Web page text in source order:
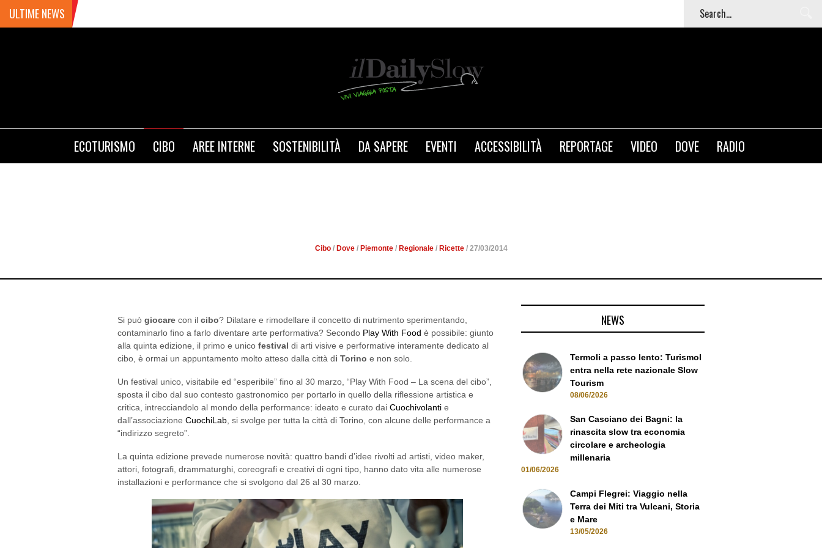
ULTIME NEWS
ECOTURISMO CIBO AREE INTERNE SOSTENIBILITÀ DA SAPERE EVENTI ACCESSIBILITÀ REPORTAGE VIDEO DOVE RADIO
Cibo/ Dove/ Piemonte/ Regionale/ Ricette/ 27/03/2014
Si può giocare con il cibo? Dilatare e rimodellare il concetto di nutrimento sperimentando,
contaminarlo fino a farlo diventare arte performativa? Secondo Play With Food è possibile: giunto
alla quinta edizione, il primo e unico festival di arti visive e performative interamente dedicato al
cibo, è ormai un appuntamento molto atteso dalla città di Torino e non solo.
Un festival unico, visitabile ed “esperibile” fino al 30 marzo, “Play With Food – La scena del cibo”,
sposta il cibo dal suo contesto gastronomico per portarlo in quello della riflessione artistica e
critica, intrecciandolo al mondo della performance: ideato e curato dai Cuochivolanti e
dall’associazione CuochiLab , si svolge per tutta la città di Torino, con alcune delle performance a
“indirizzo segreto”.
La quinta edizione prevede numerose novità: quattro bandi d’idee rivolti ad artisti, video maker,
attori, fotografi, drammaturghi, coreografi e creativi di ogni tipo, hanno dato vita alle numerose
installazioni e performance che si svolgono dal 26 al 30 marzo.
NEWS
Termoli a passo lento: Turismol
entra nella rete nazionale Slow
Tourism
08/06/2026
San Casciano dei Bagni: la
rinascita slow tra economia
circolare e archeologia
millenaria
01/06/2026
Campi Flegrei: Viaggio nella
Terra dei Miti tra Vulcani, Storia
e Mare
13/05/2026